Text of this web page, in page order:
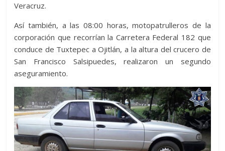
Veracruz.
Así también, a las 08:00 horas, motopatrulleros de la
corporación que recorrían la Carretera Federal 182 que
conduce de Tuxtepec a Ojitlán, a la altura del crucero de
San Francisco Salsipuedes, realizaron un segundo
aseguramiento.